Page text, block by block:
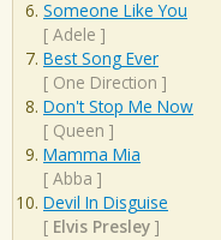
Someone Like You
[ Adele ]
Best Song Ever
[ One Direction ]
Don't Stop Me Now
[ Queen ]
Mamma Mia
[ Abba ]
Devil In Disguise
[ Elvis Presley ]